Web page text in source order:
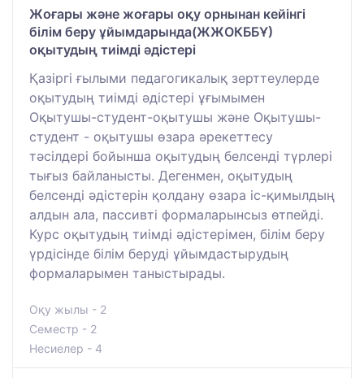
Жоғары және жоғары оқу орнынан кейінгі
білім беру ұйымдарында(ЖЖОКББҰ)
оқытудың тиімді әдістері
Қазіргі ғылыми педагогикалық зерттеулерде
оқытудың тиімді әдістері ұғымымен
Оқытушы-студент-оқытушы және Оқытушы-
студент - оқытушы өзара әрекеттесу
тәсілдері бойынша оқытудың белсенді түрлері
тығыз байланысты. Дегенмен, оқытудың
белсенді әдістерін қолдану өзара іс-қимылдың
алдын ала, пассивті формаларынсыз өтпейді.
Курс оқытудың тиімді әдістерімен, білім беру
үрдісінде білім беруді ұйымдастырудың
формаларымен таныстырады.
Оқу жылы - 2
Семестр - 2
Несиелер - 4